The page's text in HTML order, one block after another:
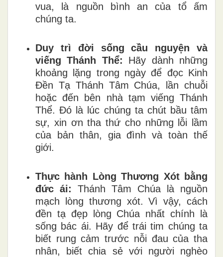
vua, là nguồn bình an của tổ ấm
chúng ta.
Duy trì đời sống cầu nguyện và
viếng Thánh Thể: Hãy dành những
khoảng lặng trong ngày để đọc Kinh
Đền Tạ Thánh Tâm Chúa, lần chuỗi
hoặc đến bên nhà tạm viếng Thánh
Thể. Đó là lúc chúng ta chút bầu tâm
sự, xin ơn tha thứ cho những lỗi lầm
của bản thân, gia đình và toàn thế
giới.
Thực hành Lòng Thương Xót bằng
đức ái: Thánh Tâm Chúa là nguồn
mạch lòng thương xót. Vì vậy, cách
đền tạ đẹp lòng Chúa nhất chính là
sống bác ái. Hãy để trái tim chúng ta
biết rung cảm trước nỗi đau của tha
nhân, biết chia sẻ với người nghèo